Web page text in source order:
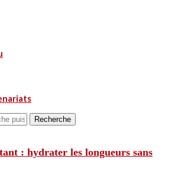
Recherche
: hydrater les longueurs sans